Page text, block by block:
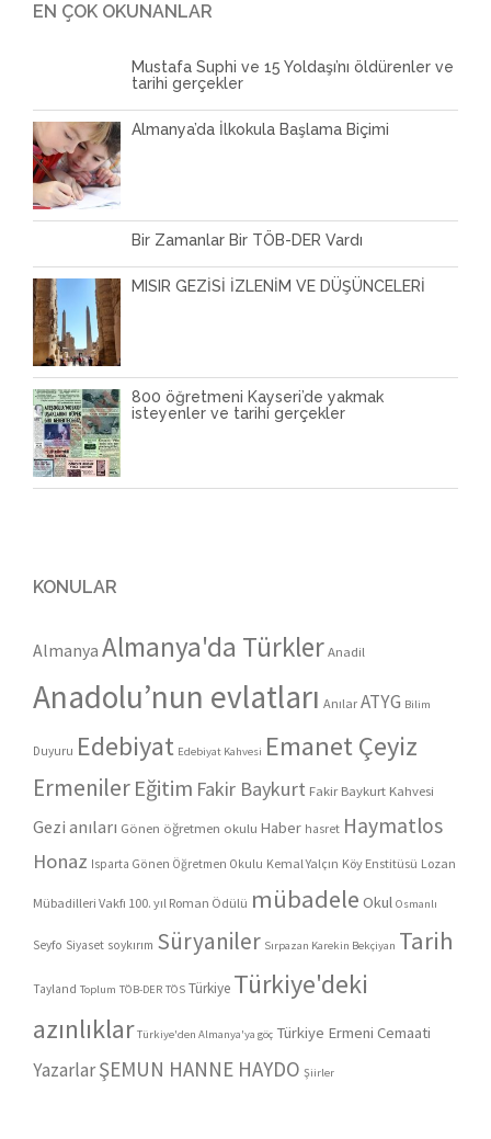
EN ÇOK OKUNANLAR
Mustafa Suphi ve 15 Yoldaşı’nı öldürenler ve
tarihi gerçekler
Almanya’da İlkokula Başlama Biçimi
Bir Zamanlar Bir TÖB-DER Vardı
MISIR GEZİSİ İZLENİM VE DÜŞÜNCELERİ
800 öğretmeni Kayseri’de yakmak
isteyenler ve tarihi gerçekler
KONULAR
Almanya Almanya'da TürklerAnadil
Anadolu’nun evlatları Anılar ATYG Bilim
Duyuru Edebiyat Edebiyat Kahvesi Emanet Çeyiz
ErmenilerEğitim Fakir Baykurt Fakir Baykurt Kahvesi
Gezi anıları Gönen öğretmen okulu Haber hasret Haymatlos
Honaz Isparta Gönen Öğretmen Okulu Kemal Yalçın Köy Enstitüsü Lozan
Mübadilleri Vakfı 100. yıl Roman Ödülü mübadele Okul Osmanlı
Seyfo Siyaset soykırım Süryaniler Sırpazan Karekin Bekçiyan Tarih
Tayland Toplum TÖB-DER TÖS Türkiye Türkiye'deki
azınlıklar Türkiye'den Almanya'ya göç Türkiye Ermeni Cemaati
YazarlarŞEMUN HANNE HAYDO Şiirler